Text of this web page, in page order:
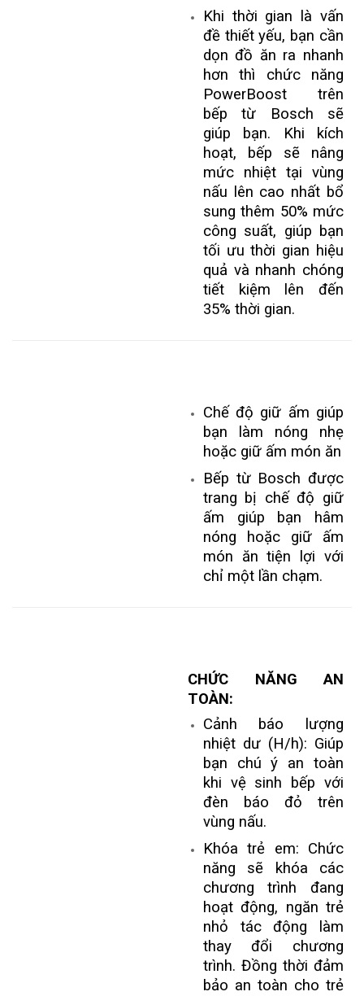
Khi thời gian là vấn
đề thiết yếu, bạn cần
dọn đồ ăn ra nhanh
hơn thì chức năng
PowerBoost trên
bếp từ Bosch sẽ
giúp bạn. Khi kích
hoạt, bếp sẽ nâng
mức nhiệt tại vùng
nấu lên cao nhất bổ
sung thêm 50% mức
công suất, giúp bạn
tối ưu thời gian hiệu
quả và nhanh chóng
tiết kiệm lên đến
35% thời gian.
Chế độ giữ ấm giúp
bạn làm nóng nhẹ
hoặc giữ ấm món ăn
Bếp từ Bosch được
trang bị chế độ giữ
ấm giúp bạn hâm
nóng hoặc giữ ấm
món ăn tiện lợi với
chỉ một lần chạm.
CHỨC NĂNG AN
TOÀN:
Cảnh báo lượng
nhiệt dư (H/h): Giúp
bạn chú ý an toàn
khi vệ sinh bếp với
đèn báo đỏ trên
vùng nấu.
Khóa trẻ em: Chức
năng sẽ khóa các
chương trình đang
hoạt động, ngăn trẻ
nhỏ tác động làm
thay đổi chương
trình. Đồng thời đảm
bảo an toàn cho trẻ